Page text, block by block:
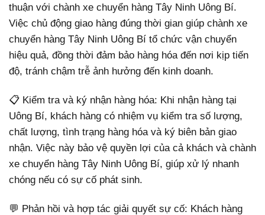
thuận với chành xe chuyển hàng Tây Ninh Uông Bí.
Việc chủ động giao hàng đúng thời gian giúp chành xe
chuyển hàng Tây Ninh Uông Bí tổ chức vận chuyển
hiệu quả, đồng thời đảm bảo hàng hóa đến nơi kịp tiến
độ, tránh chậm trễ ảnh hưởng đến kinh doanh.
📋 Kiểm tra và ký nhận hàng hóa: Khi nhận hàng tại
Uông Bí, khách hàng có nhiệm vụ kiểm tra số lượng,
chất lượng, tình trạng hàng hóa và ký biên bản giao
nhận. Việc này bảo vệ quyền lợi của cả khách và chành
xe chuyển hàng Tây Ninh Uông Bí, giúp xử lý nhanh
chóng nếu có sự cố phát sinh.
💬 Phản hồi và hợp tác giải quyết sự cố: Khách hàng